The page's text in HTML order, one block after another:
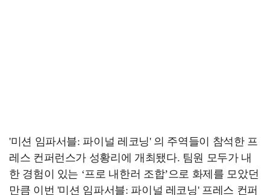
'미션 임파서블: 파이널 레코닝' 의 주역들이 참석한 프
레스 컨퍼런스가 성황리에 개최됐다. 팀원 모두가 내
한 경험이 있는 ‘프로 내한러 조합’으로 화제를 모았던
만큼 이번 '미션 임파서블: 파이널 레코닝' 프레스 컨퍼